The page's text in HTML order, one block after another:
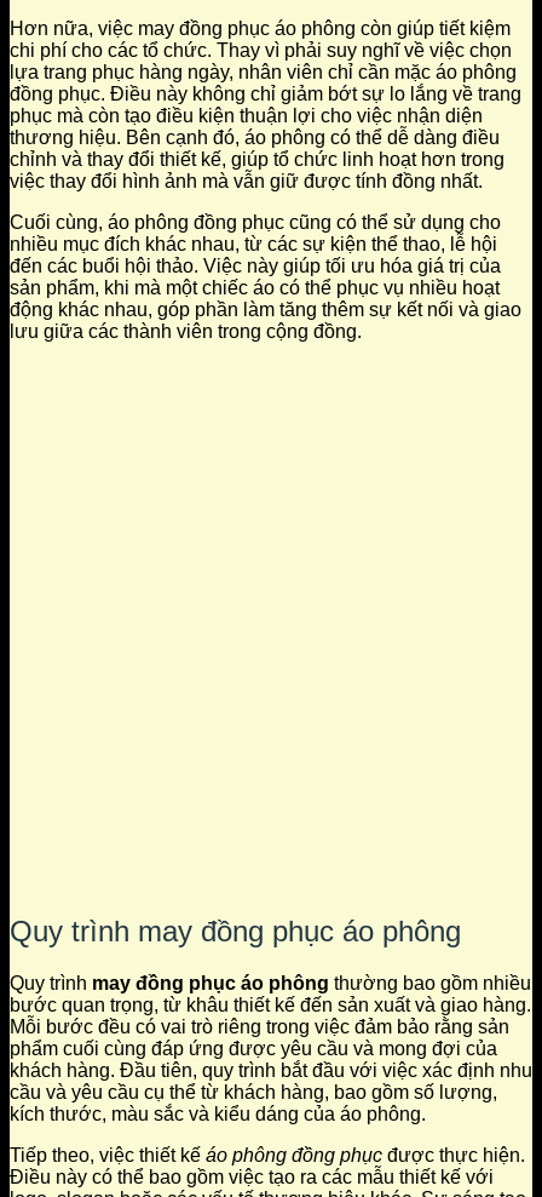
Hơn nữa, việc may đồng phục áo phông còn giúp tiết kiệm
chi phí cho các tổ chức. Thay vì phải suy nghĩ về việc chọn
lựa trang phục hàng ngày, nhân viên chỉ cần mặc áo phông
đồng phục. Điều này không chỉ giảm bớt sự lo lắng về trang
phục mà còn tạo điều kiện thuận lợi cho việc nhận diện
thương hiệu. Bên cạnh đó, áo phông có thể dễ dàng điều
chỉnh và thay đổi thiết kế, giúp tổ chức linh hoạt hơn trong
việc thay đổi hình ảnh mà vẫn giữ được tính đồng nhất.
Cuối cùng, áo phông đồng phục cũng có thể sử dụng cho
nhiều mục đích khác nhau, từ các sự kiện thể thao, lễ hội
đến các buổi hội thảo. Việc này giúp tối ưu hóa giá trị của
sản phẩm, khi mà một chiếc áo có thể phục vụ nhiều hoạt
động khác nhau, góp phần làm tăng thêm sự kết nối và giao
lưu giữa các thành viên trong cộng đồng.
Quy trình may đồng phục áo phông
Quy trình may đồng phục áo phông thường bao gồm nhiều
bước quan trọng, từ khâu thiết kế đến sản xuất và giao hàng.
Mỗi bước đều có vai trò riêng trong việc đảm bảo rằng sản
phẩm cuối cùng đáp ứng được yêu cầu và mong đợi của
khách hàng. Đầu tiên, quy trình bắt đầu với việc xác định nhu
cầu và yêu cầu cụ thể từ khách hàng, bao gồm số lượng,
kích thước, màu sắc và kiểu dáng của áo phông.
Tiếp theo, việc thiết kế áo phông đồng phục được thực hiện.
Điều này có thể bao gồm việc tạo ra các mẫu thiết kế với